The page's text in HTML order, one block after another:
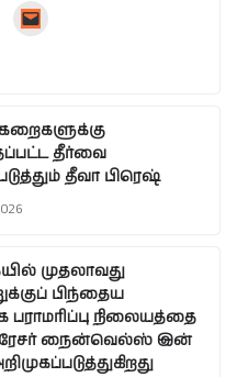
தீர்வை
தீவா பிரெஷ்
முதலாவது
பிந்தைய
பராமரிப்பு நிலையத்தை
நைன்வெல்ஸ் இன்